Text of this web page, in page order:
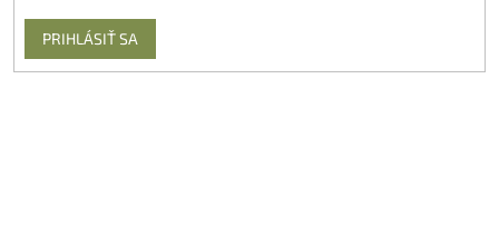
PRIHLÁSIŤ SA